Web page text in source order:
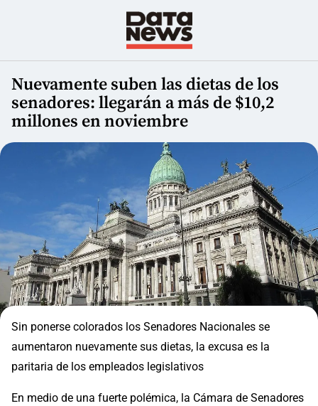
Nuevamente suben las dietas de los
senadores: llegarán a más de $10,2
millones en noviembre
Sin ponerse colorados los Senadores Nacionales se
aumentaron nuevamente sus dietas, la excusa es la
paritaria de los empleados legislativos
En medio de una fuerte polémica, la Cámara de Senadores